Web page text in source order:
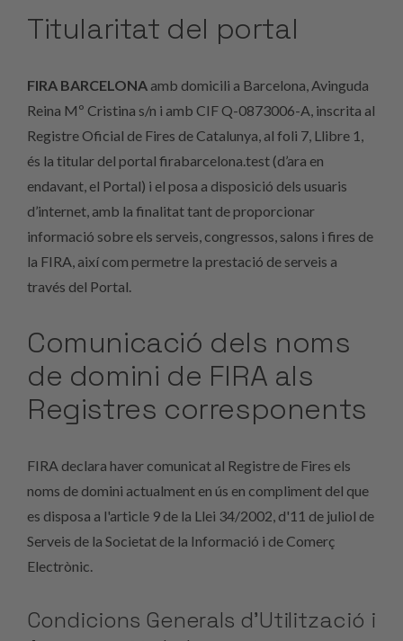
Titularitat del portal
FIRA BARCELONA amb domicili a Barcelona, Avinguda
Reina Mº Cristina s/n i amb CIF Q-0873006-A, inscrita al
Registre Oficial de Fires de Catalunya, al foli 7, Llibre 1,
és la titular del portal firabarcelona.test (d’ara en
endavant, el Portal) i el posa a disposició dels usuaris
d’internet, amb la finalitat tant de proporcionar
informació sobre els serveis, congressos, salons i fires de
la FIRA, així com permetre la prestació de serveis a
través del Portal.
Comunicació dels noms
de domini de FIRA als
Registres corresponents
FIRA declara haver comunicat al Registre de Fires els
noms de domini actualment en ús en compliment del que
es disposa a l'article 9 de la Llei 34/2002, d'11 de juliol de
Serveis de la Societat de la Informació i de Comerç
Electrònic.
Condicions Generals d’Utilització i